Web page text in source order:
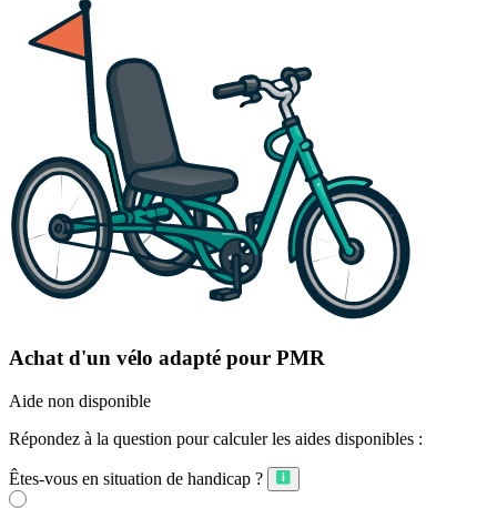
Achat d'un vélo adapté pour PMR
Aide non disponible
Répondez à la question pour calculer les aides disponibles :
Êtes-vous en situation de handicap ?